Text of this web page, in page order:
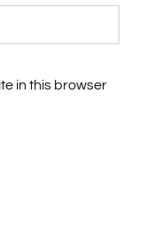
in this browser